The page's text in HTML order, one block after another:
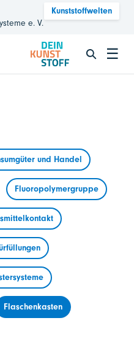
e. V.
Kunststoffwelten
☰
und Handel
Fluoropolymergruppe
Flaschenkasten